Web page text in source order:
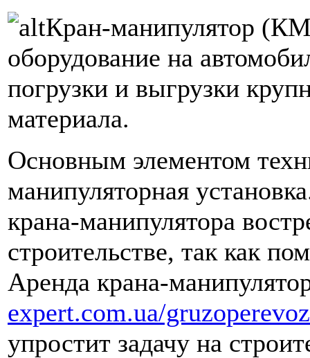
Кран-манипулятор
оборудование на
погрузки и выгрузки
материала.
Основным элементом
манипуляторная
крана-манипулятора
строительстве, так как
Аренда крана-
expert.com.ua/
упростит задачу на